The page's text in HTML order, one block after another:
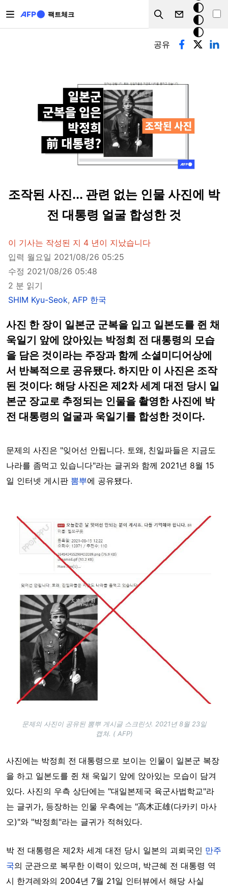
팩트체크
Search
크
모
드
기본탭
공유
조작된 사진... 관련 없는 인물 사진에 박
전 대통령 얼굴 합성한 것
이 기사는 작성된 지 4 년이 지났습니다
입력 월요일 2021/08/26 05:25
수정 2021/08/26 05:48
2 분 읽기
SHIM Kyu-Seok, AFP 한국
사진 한 장이 일본군 군복을 입고 일본도를 쥔 채
욱일기 앞에 앉아있는 박정희 전 대통령의 모습
을 담은 것이라는 주장과 함께 소셜미디어상에
서 반복적으로 공유됐다. 하지만 이 사진은 조작
된 것이다: 해당 사진은 제2차 세계 대전 당시 일
본군 장교로 추정되는 인물을 촬영한 사진에 박
전 대통령의 얼굴과 욱일기를 합성한 것이다.
문제의 사진은 "잊어선 안됩니다. 토왜, 친일파들은 지금도
나라를 좀먹고 있습니다"라는 글귀와 함께 2021년 8월 15
일 인터넷 게시판 뽐뿌에 공유됐다.
Image
문제의 사진이 공유된 뽐뿌 게시글 스크린샷. 2021년 8월 23일
캡쳐. ( AFP)
사진에는 박정희 전 대통령으로 보이는 인물이 일본군 복장
을 하고 일본도를 쥔 채 욱일기 앞에 앉아있는 모습이 담겨
있다. 사진의 우측 상단에는 "대일본제국 육군사법학교"라
는 글귀가, 등장하는 인물 우측에는 "高木正雄(다카키 마사
오)"와 "박정희"라는 글귀가 적혀있다.
박 전 대통령은 제2차 세계 대전 당시 일본의 괴뢰국인 만주
국의 군관으로 복무한 이력이 있으며, 박근혜 전 대통령 역
시 한겨레와의 2004년 7월 21일 인터뷰에서 해당 사실